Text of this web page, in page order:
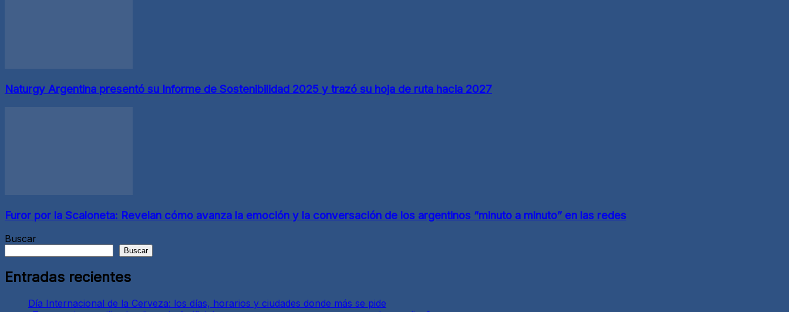
Naturgy Argentina presentó su Informe de Sostenibilidad 2025 y trazó su hoja de ruta hacia 2027
Furor por la Scaloneta: Revelan cómo avanza la emoción y la conversación de los argentinos “minuto a minuto” en las redes
Buscar
Buscar
Entradas recientes
Día Internacional de la Cerveza: los días, horarios y ciudades donde más se pide